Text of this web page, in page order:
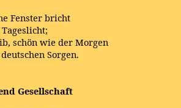
Fenster bricht
schön wie der Morgen
Sorgen.
Gesellschaft